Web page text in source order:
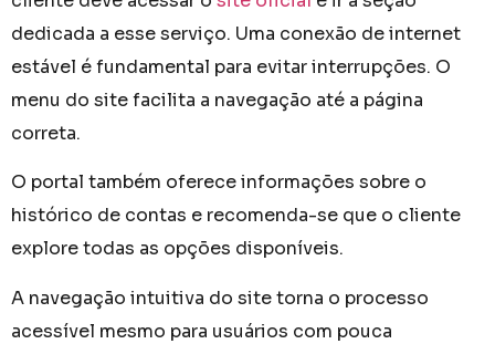
dedicada a esse serviço. Uma conexão de internet
estável é fundamental para evitar interrupções. O
menu do site facilita a navegação até a página
correta.
O portal também oferece informações sobre o
histórico de contas e recomenda-se que o cliente
explore todas as opções disponíveis.
A navegação intuitiva do site torna o processo
acessível mesmo para usuários com pouca